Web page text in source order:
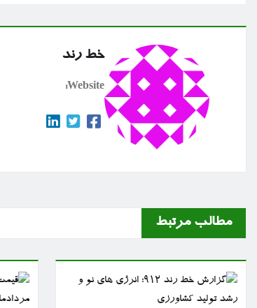
خط رند
Website:
مطالب مرتبط